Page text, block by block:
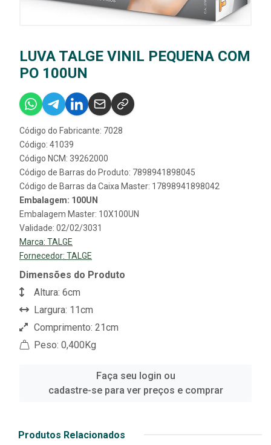
LUVA TALGE VINIL PEQUENA COM
PO 100UN
Código do Fabricante: 7028
Código: 41039
Código NCM: 39262000
Código de Barras do Produto: 7898941898045
Código de Barras da Caixa Master: 17898941898042
Embalagem: 100UN
Embalagem Master: 10X100UN
Validade: 02/02/3031
Marca: TALGE
Fornecedor: TALGE
Dimensões do Produto
Altura: 6cm
Largura: 11cm
Comprimento: 21cm
Peso: 0,400Kg
Faça seu login ou
cadastre-se para ver preços e comprar
Produtos Relacionados